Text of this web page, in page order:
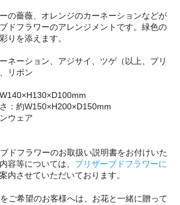
の薔薇、オレンジのカーネーションなどが
ドフラワーのアレンジメントです。緑色の
りを添えます。
ネーション、アジサイ、ツゲ（以上、プリ
リボン
：約W150×H200×D150mm
ウェア
ドフラワーのお取扱い説明書をお付けいた
容等については、 プリザーブドフラワーに
内させていただいております。
ご希望のお客様へは、お花と一緒に贈って